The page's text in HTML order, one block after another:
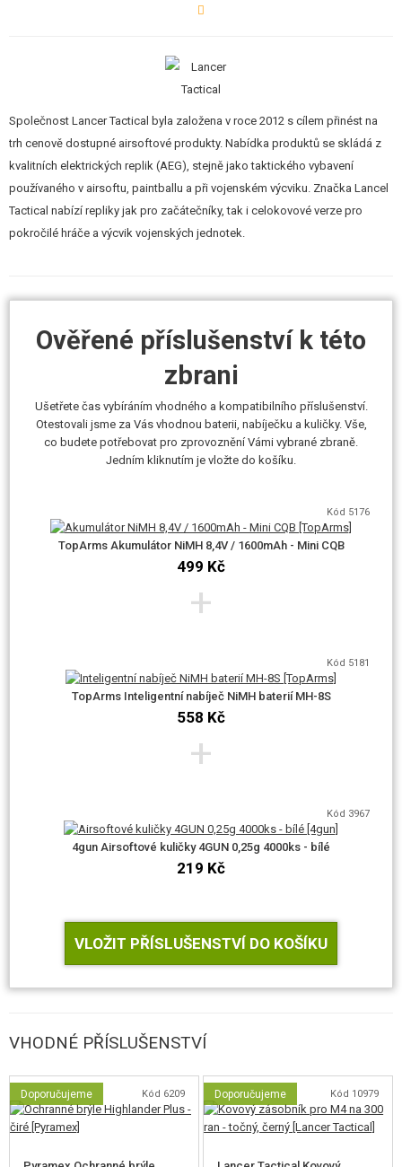
Vnější hlaveň, kompenzátor a přední mířidlo z kovu
Ergonomicky tvarovaná zásobníková šachta
Výsuvná polohovatelná pažba
Vlastní sériové číslo
Výkon 100 m/s, popř. 120 m/s
Píst s kovovým ozubením
8 mm ložiska
Systém QSC
Obsah balení
Kovový zásobník
Nabíječka
Rychlovýměna pružiny
Mechabox i tělo zbraně mají systém QSC - výměna pružiny je otázkou
okamžiku. Systém QSC, neboli systém rychlé výměny pružiny znamená, že
rozebírat. Na hlavě trnu se nacházejí zámky a v mechaboxu jsou k nim
příslušné otvory. Pootočením trnu pak lze trn i s pružinou vyjmout. Tato
zbraň má navíc QSC systém i na těle - není potřeba vyndávat mechabox z
Válec je leštěný pro optimální chod pístu a zvýšení výkonu.
Píst má již v základu hřeben s kovovým ozubením pro maximální výdrž i na
silnějších pružinách. Hlava pístu je plastová s příměsí gumy, pro měkčí a
Kovová kola mají přímé ozubení, které snižuje axiální sily. Pístové kolo je
podávání kuliček ze zásobníku i při vysoké kadenci.
Společnost Lancer Tactical byla založena v roce 2012 s cílem přinést na
trh cenově dostupné airsoftové produkty. Nabídka produktů se skládá z
kvalitních elektrických replik (AEG), stejně jako taktického vybavení
používaného v airsoftu, paintballu a při vojenském výcviku. Značka Lancel
Tactical nabízí repliky jak pro začátečníky, tak i celokovové verze pro
pokročilé hráče a výcvik vojenských jednotek.
Ověřené příslušenství k této
zbrani
Ušetřete čas vybíráním vhodného a kompatibilního příslušenství.
Otestovali jsme za Vás vhodnou baterii, nabíječku a kuličky. Vše,
co budete potřebovat pro zprovoznění Vámi vybrané zbraně.
Jedním kliknutím je vložte do košíku.
Kód 5176
TopArms Akumulátor NiMH 8,4V / 1600mAh - Mini CQB
499 Kč
+
Kód 5181
TopArms Inteligentní nabíječ NiMH baterií MH-8S
558 Kč
+
Kód 3967
4gun Airsoftové kuličky 4GUN 0,25g 4000ks - bílé
219 Kč
VLOŽIT PŘÍSLUŠENSTVÍ DO KOŠÍKU
VHODNÉ PŘÍSLUŠENSTVÍ
Doporučujeme Kód 6209 Doporučujeme Kód 10979